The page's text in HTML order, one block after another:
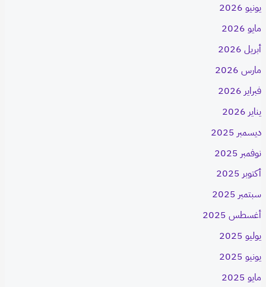
يونيو 2026
مايو 2026
أبريل 2026
مارس 2026
فبراير 2026
يناير 2026
ديسمبر 2025
نوفمبر 2025
أكتوبر 2025
سبتمبر 2025
أغسطس 2025
يوليو 2025
يونيو 2025
مايو 2025